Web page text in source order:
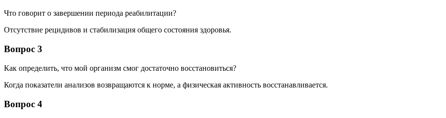
Что говорит о завершении периода реабилитации?
Отсутствие рецидивов и стабилизация общего состояния здоровья.
Вопрос 3
Как определить, что мой организм смог достаточно восстановиться?
Когда показатели анализов возвращаются к норме, а физическая активность восстанавливается.
Вопрос 4